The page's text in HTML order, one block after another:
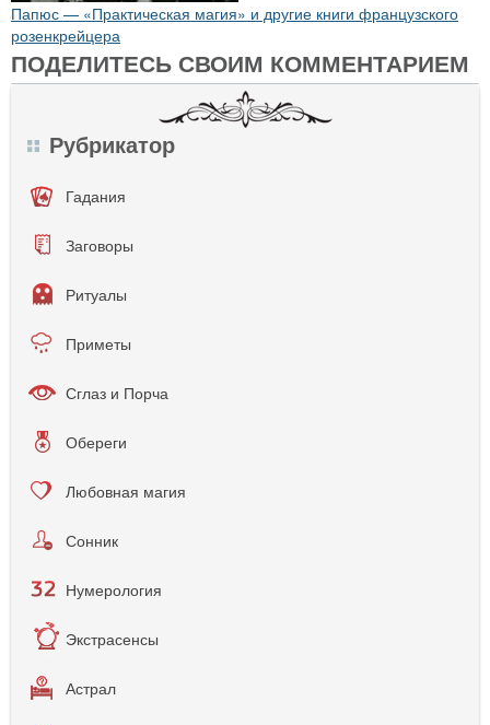
Папюс — «Практическая магия» и другие книги французского
розенкрейцера
ПОДЕЛИТЕСЬ СВОИМ КОММЕНТАРИЕМ
Рубрикатор
Гадания
Заговоры
Ритуалы
Приметы
Сглаз и Порча
Обереги
Любовная магия
Сонник
Нумерология
Экстрасенсы
Астрал